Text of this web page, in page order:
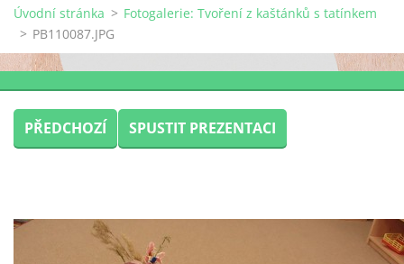
Úvodní stránka > Fotogalerie: Tvoření z kaštánků s tatínkem
> PB110087.JPG
PŘEDCHOZÍ SPUSTIT PREZENTACI